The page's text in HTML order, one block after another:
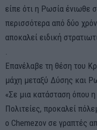
είπε ότι η Ρωσία ένιωθε
περισσότερα από δύο
αποκαλεί ειδική
Επανέλαβε τη θέση του
μάχη μεταξύ Δύσης και
«Σε μια κατάσταση όπου
Πολιτείες, προκαλεί
ο Chemezov σε γραπτές